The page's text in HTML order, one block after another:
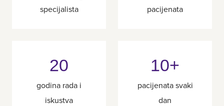
specijalista
pacijenata
20
godina rada i
iskustva
10+
pacijenata svaki
dan